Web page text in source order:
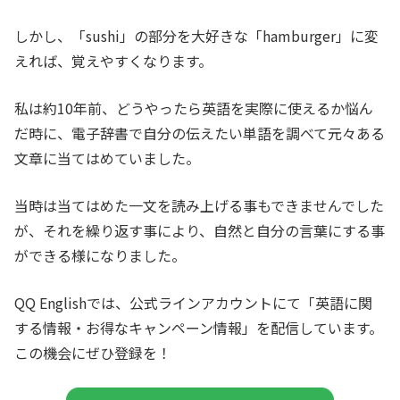
しかし、「sushi」の部分を大好きな「hamburger」に変
えれば、覚えやすくなります。
私は約10年前、どうやったら英語を実際に使えるか悩ん
だ時に、電子辞書で自分の伝えたい単語を調べて元々ある
文章に当てはめていました。
当時は当てはめた一文を読み上げる事もできませんでした
が、それを繰り返す事により、自然と自分の言葉にする事
ができる様になりました。
QQ Englishでは、公式ラインアカウントにて「英語に関
する情報・お得なキャンペーン情報」を配信しています。
この機会にぜひ登録を！